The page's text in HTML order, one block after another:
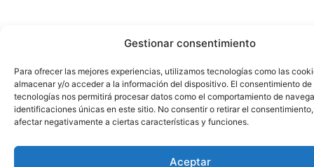
Gestionar consentimiento
Para ofrecer las mejores experiencias, utilizamos tecnologías como las
almacenar y/o acceder a la información del dispositivo. El consentimiento de
tecnologías nos permitirá procesar datos como el comportamiento de
identificaciones únicas en este sitio. No consentir o retirar el
afectar negativamente a ciertas características y funciones.
Aceptar